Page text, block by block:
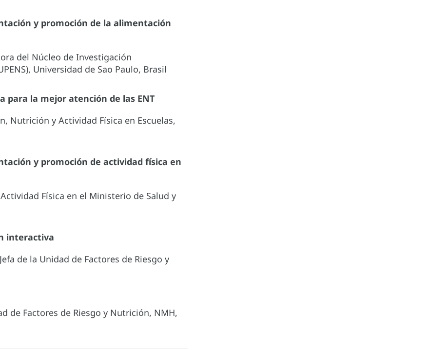
y promoción de la alimentación
del Núcleo de Investigación
Universidad de Sao Paulo, Brasil
para la mejor atención de las ENT
Nutrición y Actividad Física en Escuelas,
y promoción de actividad física en
Física en el Ministerio de Salud y
interactiva
de la Unidad de Factores de Riesgo y
de Factores de Riesgo y Nutrición, NMH,